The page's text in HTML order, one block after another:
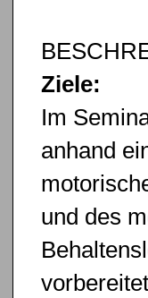
Ziele:
Im
anhand
und des